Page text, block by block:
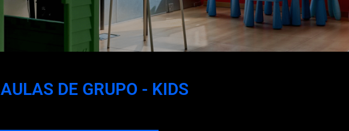
AULAS DE GRUPO - KIDS